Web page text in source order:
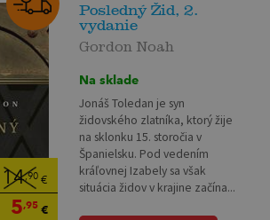
14,90 €
5,95 €
Posledný Žid, 2.
vydanie
Gordon Noah
Na sklade
Jonáš Toledan je syn
židovského zlatníka, ktorý žije
na sklonku 15. storočia v
Španielsku. Pod vedením
kráľovnej Izabely sa však
situácia židov v krajine začína...